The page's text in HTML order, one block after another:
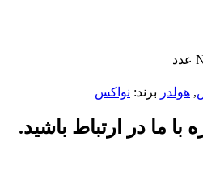
, هولدر برند: نواکس
ما در ارتباط باشید.